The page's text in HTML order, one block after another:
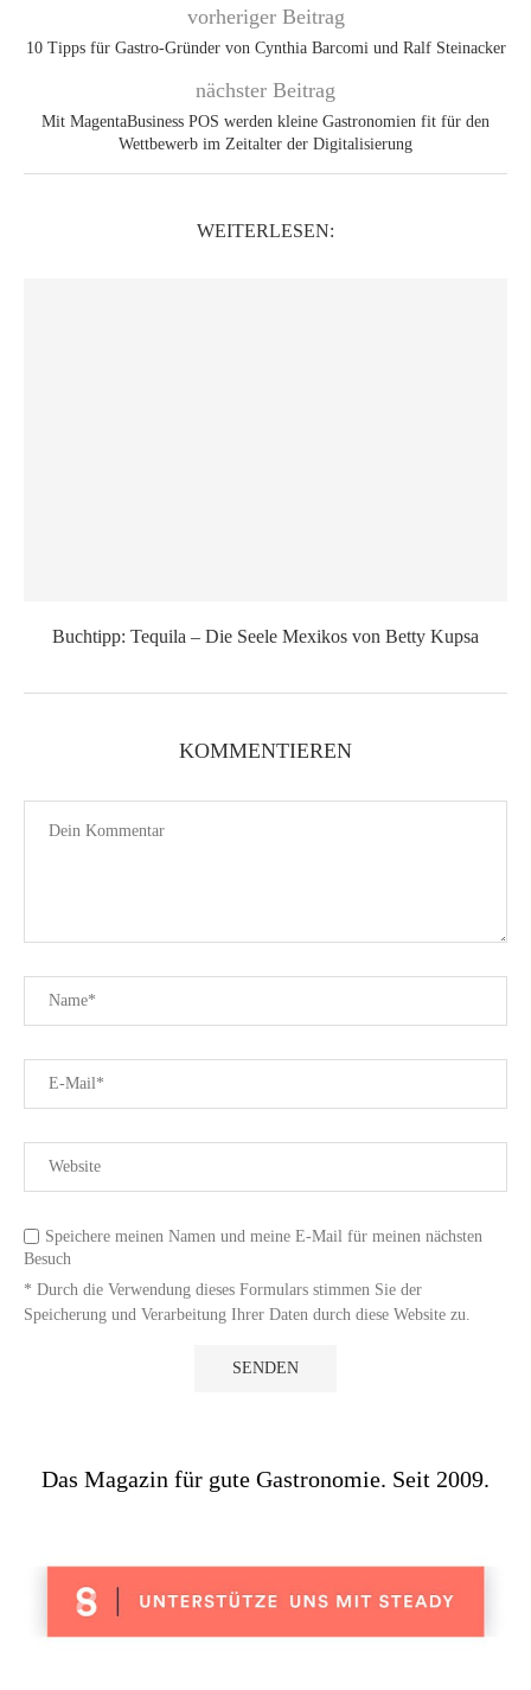
vorheriger Beitrag
10 Tipps für Gastro-Gründer von Cynthia Barcomi und Ralf Steinacker
nächster Beitrag
Mit MagentaBusiness POS werden kleine Gastronomien fit für den
Wettbewerb im Zeitalter der Digitalisierung
WEITERLESEN:
Buchtipp: Tequila – Die Seele Mexikos von Betty Kupsa
KOMMENTIEREN
Speichere meinen Namen und meine E-Mail für meinen nächsten
Besuch
* Durch die Verwendung dieses Formulars stimmen Sie der
Speicherung und Verarbeitung Ihrer Daten durch diese Website zu.
Das Magazin für gute Gastronomie. Seit 2009.